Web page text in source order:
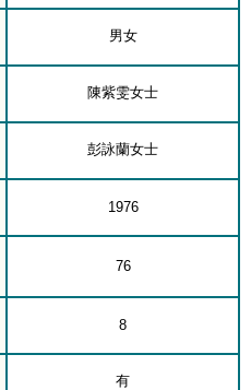
男女
陳紫雯女士
彭詠蘭女士
1976
76
8
有